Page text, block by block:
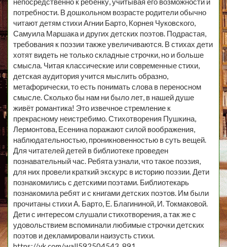
потребности. В дошкольном возрасте родители обычно
читают детям стихи Агнии Барто, Корнея Чуковского,
Самуила Маршака и других детских поэтов. Подрастая,
требования к поэзии также увеличиваются. В стихах дети
хотят видеть не только складные строчки, но и больше
смысла. Читая классические или современные стихи,
детская аудитория учится мыслить образно,
метафорически, то есть понимать слова в переносном
смысле. Сколько бы нам ни было лет, в нашей душе
живёт романтика! Это извечное стремление к
прекрасному неистребимо. Стихотворения Пушкина,
Лермонтова, Есенина поражают силой воображения,
наблюдательностью, проникновенностью в суть вещей.
Для читателей детей в библиотеке проведен
познавательный час. Ребята узнали, что такое поэзия,
для них провели краткий экскурс в историю поэзии. Дети
познакомились с детскими поэтами. Библиотекарь
познакомила ребят и с книгами детских поэтов. Им были
прочитаны стихи А. Барто, Е. Благининой, И. Токмаковой.
Дети с интересом слушали стихотворения, а так же с
удовольствием вспоминали любимые строчки детских
поэтов и декламировали наизусть стихи.